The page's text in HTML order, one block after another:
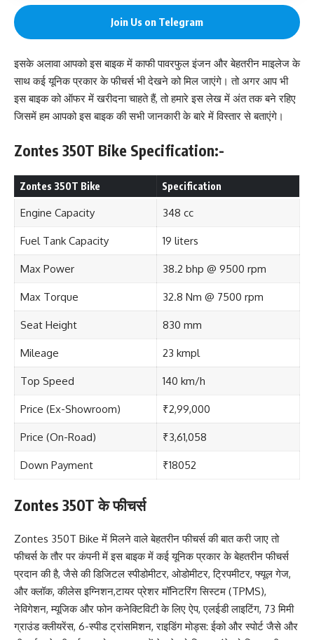
Join Us on Telegram
इसके अलावा आपको इस बाइक में काफी पावरफुल इंजन और बेहतरीन माइलेज के
साथ कई यूनिक प्रकार के फीचर्स भी देखने को मिल जाएंगे। तो अगर आप भी
इस बाइक को ऑफर में खरीदना चाहते हैं, तो हमारे इस लेख में अंत तक बने रहिए
जिसमें हम आपको इस बाइक की सभी जानकारी के बारे में विस्तार से बताएंगे।
Zontes 350T Bike Specification:-
Zontes 350T Bike Specification
Engine Capacity 348 cc
Fuel Tank Capacity 19 liters
Max Power 38.2 bhp @ 9500 rpm
Max Torque 32.8 Nm @ 7500 rpm
Seat Height 830 mm
Mileage 23 kmpl
Top Speed 140 km/h
Price (Ex-Showroom) ₹2,99,000
Price (On-Road) ₹3,61,058
Down Payment ₹18052
Zontes 350T के फीचर्स
Zontes 350T Bike में मिलने वाले बेहतरीन फीचर्स की बात करी जाए तो
फीचर्स के तौर पर कंपनी में इस बाइक में कई यूनिक प्रकार के बेहतरीन फीचर्स
प्रदान की है, जैसे की डिजिटल स्पीडोमीटर, ओडोमीटर, ट्रिपमीटर, फ्यूल गेज,
और क्लॉक, कीलेस इग्निशन,टायर प्रेशर मॉनिटरिंग सिस्टम (TPMS),
नेविगेशन, म्यूजिक और फोन कनेक्टिविटी के लिए ऐप, एलईडी लाइटिंग, 73 मिमी
ग्राउंड क्लीयरेंस, 6-स्पीड ट्रांसमिशन, राइडिंग मोड्स: ईको और स्पोर्ट जैसे और